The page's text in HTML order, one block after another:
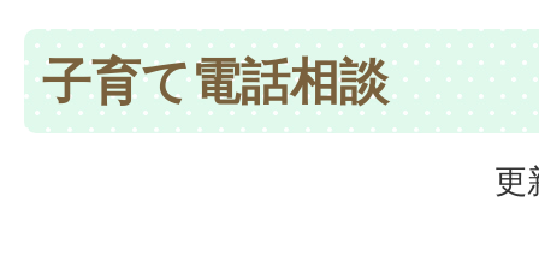
子育て電話相談
更